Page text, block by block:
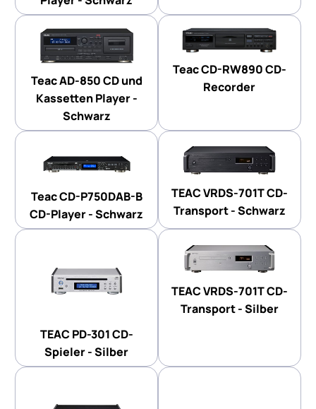
Teac AD-850 CD und
Kassetten Player -
Schwarz
Teac CD-RW890 CD-
Recorder
Teac CD-P750DAB-B
CD-Player - Schwarz
TEAC VRDS-701T CD-
Transport - Schwarz
TEAC PD-301 CD-
Spieler - Silber
TEAC VRDS-701T CD-
Transport - Silber